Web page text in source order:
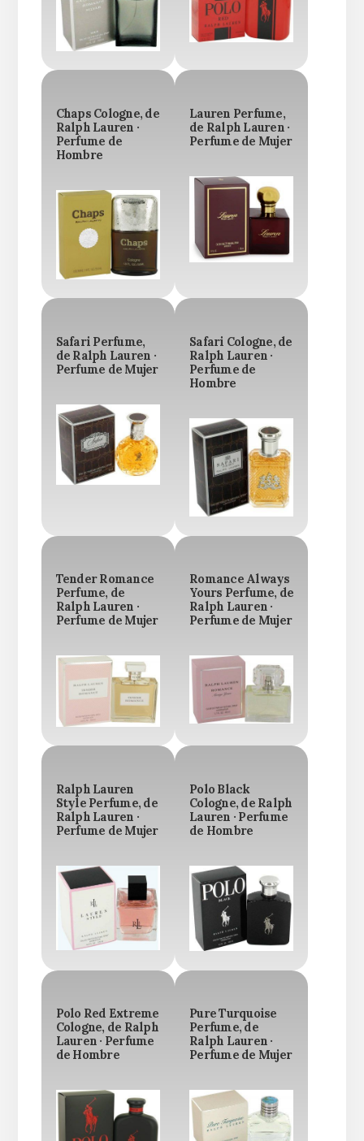
Chaps Cologne, de
Ralph Lauren ·
Perfume de
Hombre
Lauren Perfume,
de Ralph Lauren ·
Perfume de Mujer
Safari Perfume,
de Ralph Lauren ·
Perfume de Mujer
Safari Cologne, de
Ralph Lauren ·
Perfume de
Hombre
Tender Romance
Perfume, de
Ralph Lauren ·
Perfume de Mujer
Romance Always
Yours Perfume, de
Ralph Lauren ·
Perfume de Mujer
Ralph Lauren
Style Perfume, de
Ralph Lauren ·
Perfume de Mujer
Polo Black
Cologne, de Ralph
Lauren · Perfume
de Hombre
Polo Red Extreme
Cologne, de Ralph
Lauren · Perfume
de Hombre
Pure Turquoise
Perfume, de
Ralph Lauren ·
Perfume de Mujer